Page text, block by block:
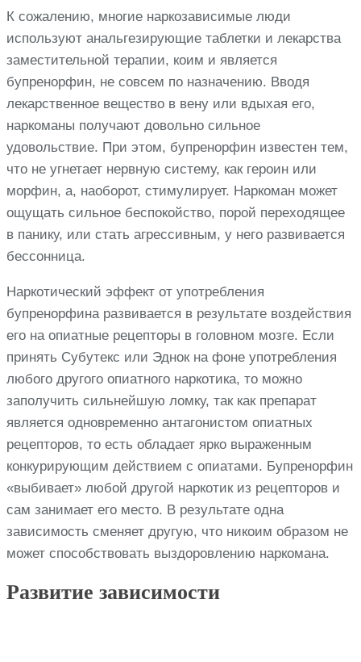
К сожалению, многие наркозависимые люди
используют анальгезирующие таблетки и лекарства
заместительной терапии, коим и является
бупренорфин, не совсем по назначению. Вводя
лекарственное вещество в вену или вдыхая его,
наркоманы получают довольно сильное
удовольствие. При этом, бупренорфин известен тем,
что не угнетает нервную систему, как героин или
морфин, а, наоборот, стимулирует. Наркоман может
ощущать сильное беспокойство, порой переходящее
в панику, или стать агрессивным, у него развивается
бессонница.
Наркотический эффект от употребления
бупренорфина развивается в результате воздействия
его на опиатные рецепторы в головном мозге. Если
принять Субутекс или Эднок на фоне употребления
любого другого опиатного наркотика, то можно
заполучить сильнейшую ломку, так как препарат
является одновременно антагонистом опиатных
рецепторов, то есть обладает ярко выраженным
конкурирующим действием с опиатами. Бупренорфин
«выбивает» любой другой наркотик из рецепторов и
сам занимает его место. В результате одна
зависимость сменяет другую, что никоим образом не
может способствовать выздоровлению наркомана.
Развитие зависимости